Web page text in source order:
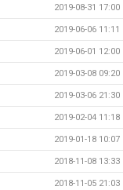
2019-08-31 17:00
2019-06-06 11:11
2019-06-01 12:00
2019-03-08 09:20
2019-03-06 21:30
2019-02-04 11:18
2019-01-18 10:07
2018-11-08 13:33
2018-11-05 21:03